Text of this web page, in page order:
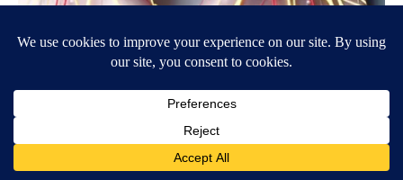
Neuropathy is Not From Low Vitamin B (Meet The Real
Enemy)
Health Weekly